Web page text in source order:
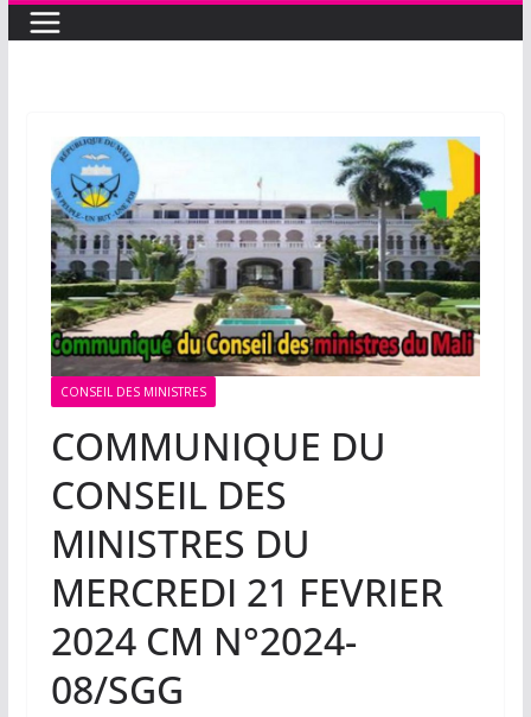
CONSEIL DES MINISTRES
COMMUNIQUE DU
CONSEIL DES
MINISTRES DU
MERCREDI 21 FEVRIER
2024 CM N°2024-
08/SGG